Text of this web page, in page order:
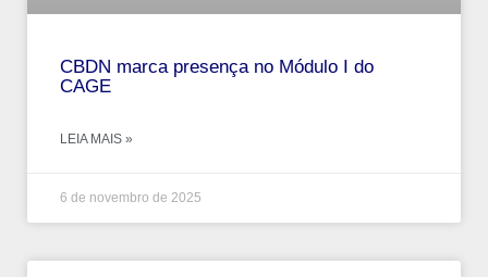
CBDN marca presença no Módulo I do
CAGE
LEIA MAIS »
6 de novembro de 2025